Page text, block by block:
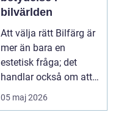
bilvärlden
Att välja rätt Bilfärg är
mer än bara en
estetisk fråga; det
handlar också om att
förstå hur val av ...
05 maj 2026